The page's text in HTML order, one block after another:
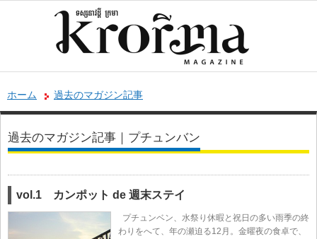
ホーム 過去のマガジン記事
過去のマガジン記事｜プチュンバン
vol.1 カンポット de 週末ステイ
プチュンベン、水祭り休暇と祝日の多い雨季の終
わりをへて、年の瀬迫る12月。金曜夜の食卓で、